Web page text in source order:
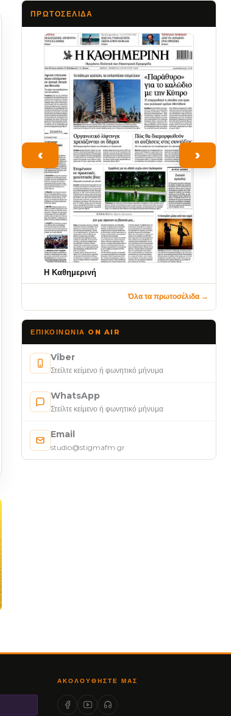
ΠΡΩΤΟΣΈΛΙΔΑ
‹
Η Καθημερινή
›
Όλα τα πρωτοσέλιδα →
ΕΠΙΚΟΙΝΩΝΊΑ ON AIR
Viber
Στείλτε κείμενο ή φωνητικό μήνυμα
WhatsApp
Στείλτε κείμενο ή φωνητικό μήνυμα
Email
studio@stigmafm.gr
ΑΚΟΛΟΥΘΉΣΤΕ ΜΑΣ